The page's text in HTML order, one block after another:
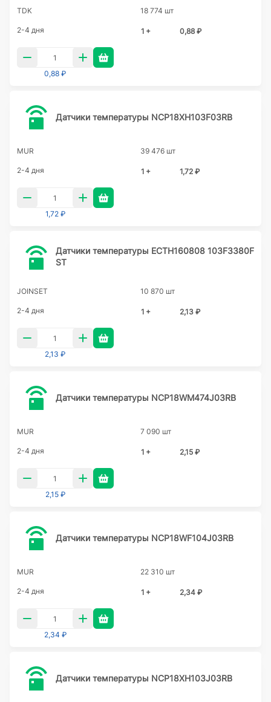
TDK 18 774 шт
2-4 дня 1 + 0,88 ₽
0,88 ₽
Датчики температуры NCP18XH103F03RB
MUR 39 476 шт
2-4 дня 1 + 1,72 ₽
1,72 ₽
Датчики температуры ECTH160808 103F3380F
ST
JOINSET 10 870 шт
2-4 дня 1 + 2,13 ₽
2,13 ₽
Датчики температуры NCP18WM474J03RB
MUR 7 090 шт
2-4 дня 1 + 2,15 ₽
2,15 ₽
Датчики температуры NCP18WF104J03RB
MUR 22 310 шт
2-4 дня 1 + 2,34 ₽
2,34 ₽
Датчики температуры NCP18XH103J03RB